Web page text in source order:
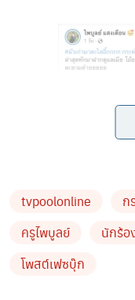
ล่าสุดทักมาฝากดูแลเมีย
ซึ่งแชทดังกล่าวมีการร
tvpoolonline ก
ครูไพบูลย์
นักร้อ
โพสต์เฟซบุ๊ก